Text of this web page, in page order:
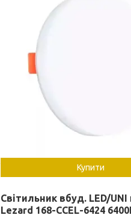
Купити
Світильник вбуд. LED/UNI
Lezard 168-CCEL-6424